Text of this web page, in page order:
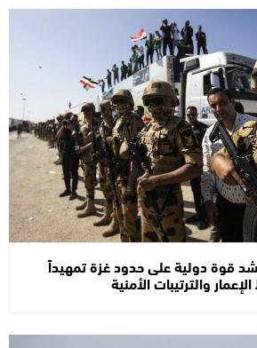
قوة دولية على حدود غزة تمهيداً
والترتيبات الأمنية